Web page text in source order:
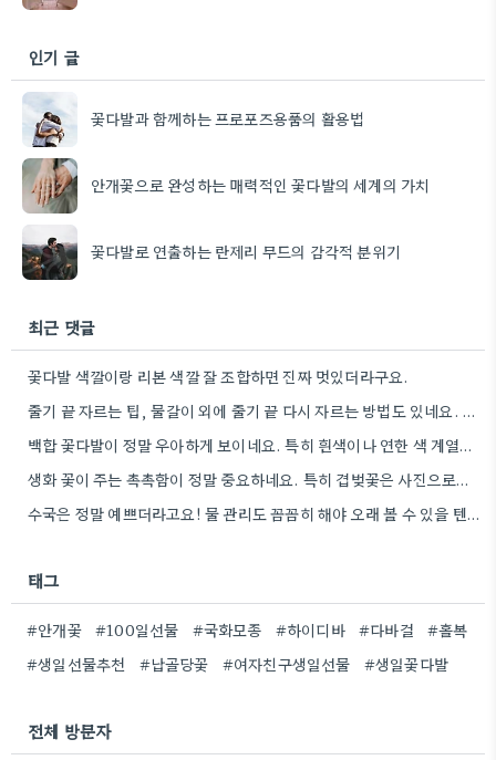
인기 글
꽃다발과 함께하는 프로포즈용품의 활용법
안개꽃으로 완성하는 매력적인 꽃다발의 세계의 가치
꽃다발로 연출하는 란제리 무드의 감각적 분위기
최근 댓글
꽃다발 색깔이랑 리본 색깔 잘 조합하면 진짜 멋있더라구요.
줄기 끝 자르는 팁, 물갈이 외에 줄기 끝 다시 자르는 방법도 있네요. 그거 완전 꿀팁인…
백합 꽃다발이 정말 우아하게 보이네요. 특히 흰색이나 연한 색 계열이 안전한 선택인 것 같아요.
생화 꽃이 주는 촉촉함이 정말 중요하네요. 특히 겹벚꽃은 사진으로는 다르게 보인다는 점, 실제로 보러 가봐야…
수국은 정말 예쁘더라고요! 물 관리도 꼼꼼히 해야 오래 볼 수 있을 텐데, 제가 좀 덜…
태그
#안개꽃 #100일선물 #국화모종 #하이디바 #다바걸
#홀복
#생일선물추천
#납골당꽃 #여자친구생일선물 #생일꽃다발
전체 방문자